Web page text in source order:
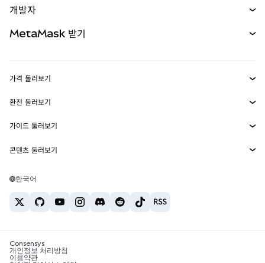
무기한 선물
실물자산
개발자
MetaMask Connect
Snaps
웹3 서비스
MetaMask 받기
보안
고객 지원
채용
가격 둘러보기
이더리움 가격
솔라나 가격
테더 가격
환전 둘러보기
ETH를 USD로 환전
USDT를 INR로 환전
BTC를 INR로 환전
ETH를 USDT로 환전
가이드 둘러보기
ETH 매수
USDT 매수
SHIB 매수
BNB 매수
콘텐츠 둘러보기
솔라나 지갑
암호화폐 세금 뉴스
한국어
Consensys
개인정보 처리방침
이용약관